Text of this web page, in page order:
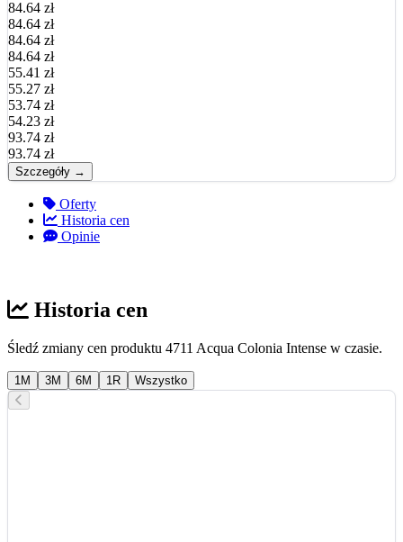
84.64 zł
84.64 zł
84.64 zł
84.64 zł
55.41 zł
55.27 zł
53.74 zł
54.23 zł
93.74 zł
93.74 zł
Szczegóły →
Oferty
Historia cen
Opinie
Historia cen
Śledź zmiany cen produktu 4711 Acqua Colonia Intense w czasie.
1M 3M 6M 1R Wszystko